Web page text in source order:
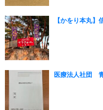
【かをり本丸
医療法人社団